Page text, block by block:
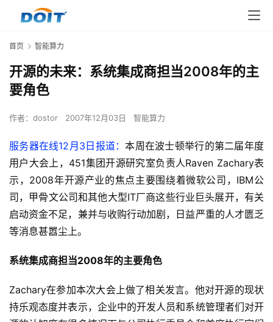
首页 智能算力
开源的未来：系统集成商担当2008年的主
要角色
作者： dostor 2007年12月03日 智能算力
服务器在线12月3日报道：本周在波士顿举行的第二届年度
用户大会上，451集团开源研究室负责人Raven Zachary表
示，2008年开源产业的焦点主要围绕着微软公司，IBM公
司，甲骨文公司和其他大型IT厂商这些行业巨头展开，有关
启动资金不足，兼并与收购行动加剧，日益严重的人才匮乏
等消息甚嚣尘上。
系统集成商担当2008年的主要角色
Zachary在参加本次大会上做了相关发言。他对开源的现状
持乐观态度并表示，企业中的开发人员和系统管理者们对开